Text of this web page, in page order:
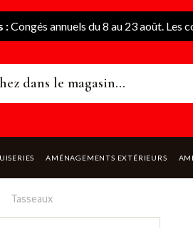
:Congés annuels du 8 au 23 août. Les
AMÉNAGEMENTS EXTÉRIEURS
Tasseaux